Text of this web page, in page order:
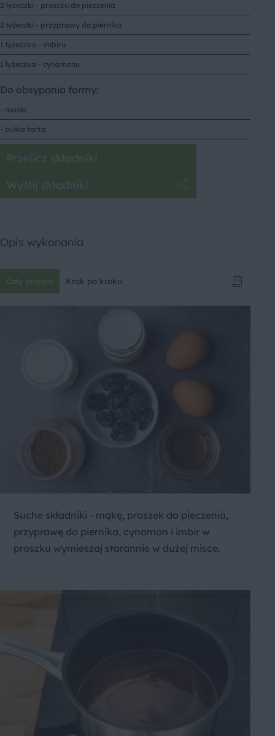
2 łyżeczki - proszku do pieczenia
2 łyżeczki - przyprawy do piernika
1 łyżeczka - imbiru
1 łyżeczka - cynamonu
Do obsypania formy:
- masło
- bułka tarta
Przelicz składniki
Wyślij składniki
Opis wykonania
Cały przepis Krok po kroku
Suche składniki - mąkę, proszek do pieczenia,
przyprawę do piernika, cynamon i imbir w
proszku wymieszaj starannie w dużej misce.